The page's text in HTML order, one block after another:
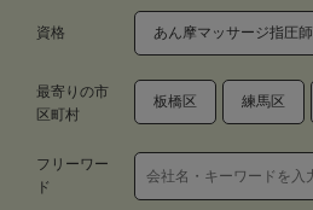
資格 あん摩マッサージ指圧師
最寄りの市
区町村
板橋区 練馬区
フリーワー
ド